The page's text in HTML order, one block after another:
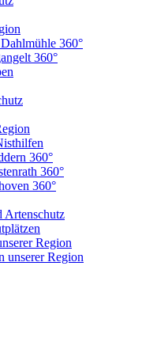
360°
360°
360°
360°
360°
Artenschutz
Region
unserer Region